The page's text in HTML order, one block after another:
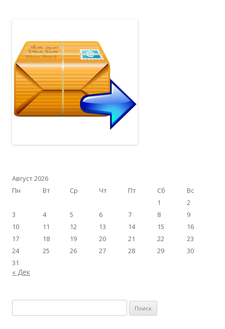
Август 2026
Пн
Вт Ср Чт Пт Сб
Вс
1
2
3
4 5 6 7 8
9
10
11 12 13 14 15
16
17
18 19 20 21 22
23
24
25 26 27 28 29
30
31
« Дек